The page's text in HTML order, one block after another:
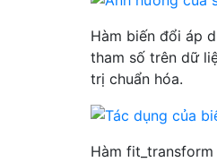
Hàm biến đổi áp
tham số trên dữ
trị chuẩn hóa.
Hàm